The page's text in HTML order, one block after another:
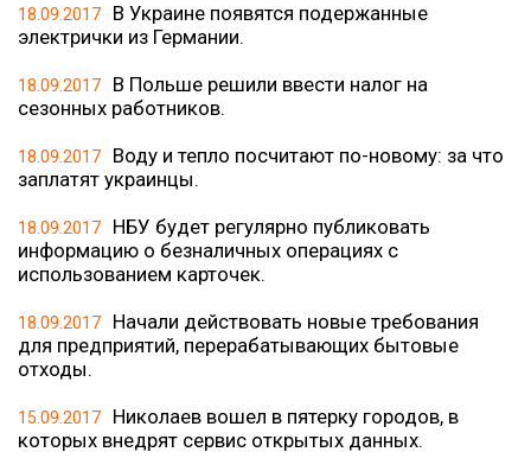
18.09.2017
В Украине появятся подержанные
электрички из Германии.
18.09.2017
В Польше решили ввести налог на
сезонных работников.
18.09.2017
Воду и тепло посчитают по-новому: за что
заплатят украинцы.
18.09.2017
НБУ будет регулярно публиковать
информацию о безналичных операциях с
использованием карточек.
18.09.2017
Начали действовать новые требования
для предприятий, перерабатывающих бытовые
отходы.
15.09.2017
Николаев вошел в пятерку городов, в
которых внедрят сервис открытых данных.